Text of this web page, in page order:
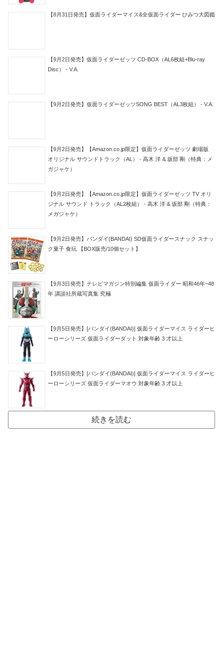
【8月31日発売】仮面ライダーマイス&全仮面ライダー ひみつ大図鑑
【9月2日発売】仮面ライダーゼッツ CD-BOX（AL6枚組+Blu-ray
Disc） - V.A.
【9月2日発売】仮面ライダーゼッツSONG BEST（AL3枚組） - V.A.
【9月2日発売】【Amazon.co.jp限定】仮面ライダーゼッツ 劇場版
オリジナル サウンドトラック（AL） - 高木 洋 & 坂部 剛（特典：メ
ガジャケ）
【9月2日発売】【Amazon.co.jp限定】仮面ライダーゼッツ TV オリ
ジナル サウンド トラック（AL2枚組） - 高木 洋 & 坂部 剛（特典：
メガジャケ）
【9月2日発売】バンダイ(BANDAI) SD仮面ライダースナック スナッ
ク菓子 食玩 【BOX販売/10個セット】
【9月3日発売】テレビマガジン特別編集 仮面ライダー 昭和46年~48
年 講談社所蔵写真集 究極
【9月5日発売】[バンダイ(BANDAI)] 仮面ライダーマイス ライダーヒ
ーローシリーズ 仮面ライダーダット 対象年齢 3 才以上
【9月5日発売】[バンダイ(BANDAI)] 仮面ライダーマイス ライダーヒ
ーローシリーズ 仮面ライダーマオウ 対象年齢 3 才以上
続きを読む